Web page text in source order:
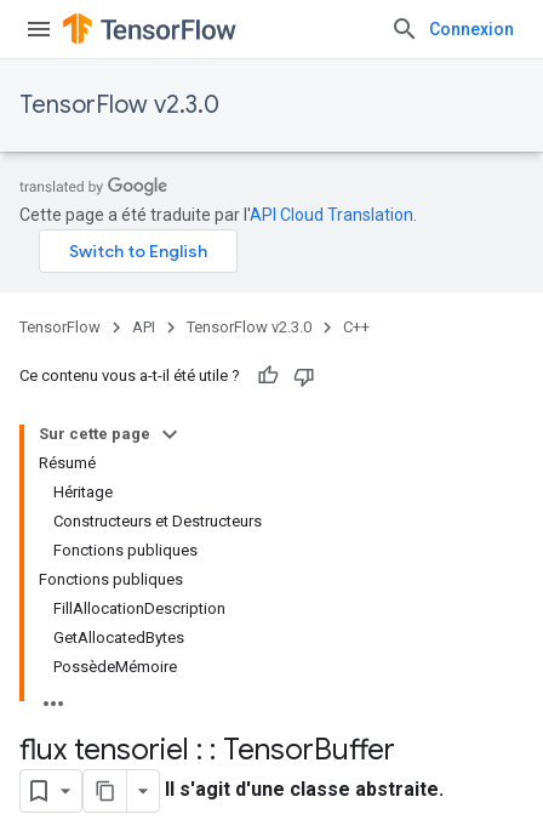
Connexion
TensorFlow v2.3.0
Cette page a été traduite par l'API Cloud Translation
TensorFlow API TensorFlow v2.3.0 C++
Ce contenu vous a-t-il été utile ?
Sur cette page
Résumé
Héritage
Constructeurs et Destructeurs
Fonctions publiques
Fonctions publiques
FillAllocationDescription
GetAllocatedBytes
PossèdeMémoire
flux tensoriel : : TensorBuffer
Il s'agit d'une classe abstraite.